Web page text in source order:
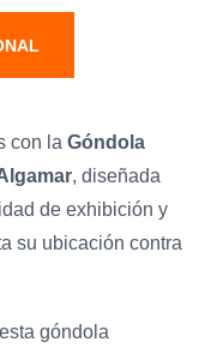
con la Góndola
, diseñada
de exhibición y
su ubicación contra
góndola